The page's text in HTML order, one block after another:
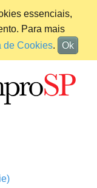
essenciais,
Para mais
de Cookies. Ok